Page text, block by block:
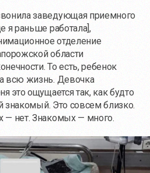
заведующая приемного
я раньше работала],
отделение
области
То есть, ребенок
всю жизнь. Девочка
это ощущается так, как будто
знакомый. Это совсем близко.
— нет. Знакомых — много.